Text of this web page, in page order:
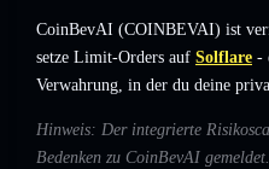
CoinBevAI (COINBEVAI) ist
setze Limit-Orders auf Solflare -
Verwahrung, in der du deine
Hinweis: Der integrierte
Bedenken zu CoinBevAI